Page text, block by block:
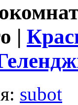
|
subot